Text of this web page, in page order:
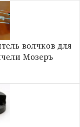
волчков для
Mозеръ